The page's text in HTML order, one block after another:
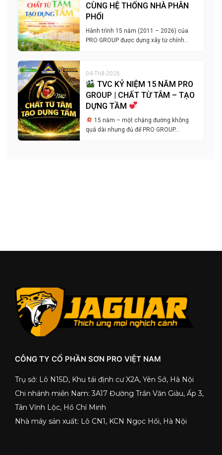
CÙNG HỆ THỐNG NHÀ PHÂN
PHỐI
Hành trình 15 năm (2011 – 2026) của
PRO GROUP được dựng xây từ chính…
04-Th8-2026
TVC KỶ NIỆM 15 NĂM PRO
GROUP | CHẤT TỪ TÂM – TẠO
DỰNG TẦM
15 năm – một chặng đường không
quá dài nhưng đủ để PRO GROUP…
CÔNG TY CỔ PHẦN SƠN PRO VIỆT NAM
Trụ sở: Lô N15D, Khu tái định cư X2A, Yên Sở, Hà Nội
Chi nhánh miền Nam: 3A17 Đường Trần Văn Giàu, Ấp 3,
Tân Vĩnh Lộc, Hồ Chí Minh
Nhà máy sản xuất: Lô CN1, KCN Ngọc Hồi, Hà Nội